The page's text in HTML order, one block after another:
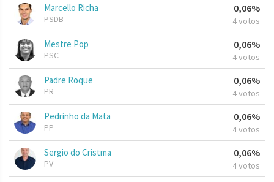
Marcello Richa
PSDB
0,06%
4 votos
Mestre Pop
PSC
0,06%
4 votos
Padre Roque
PR
0,06%
4 votos
Pedrinho da Mata
PP
0,06%
4 votos
Sergio do Cristma
PV
0,06%
4 votos